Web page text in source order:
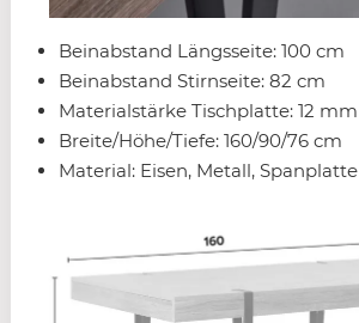
Beinabstand Längsseite: 100 cm
Beinabstand Stirnseite: 82 cm
Materialstärke Tischplatte: 12 mm
Breite/Höhe/Tiefe: 160/90/76 cm
Material: Eisen, Metall, Spanplatte